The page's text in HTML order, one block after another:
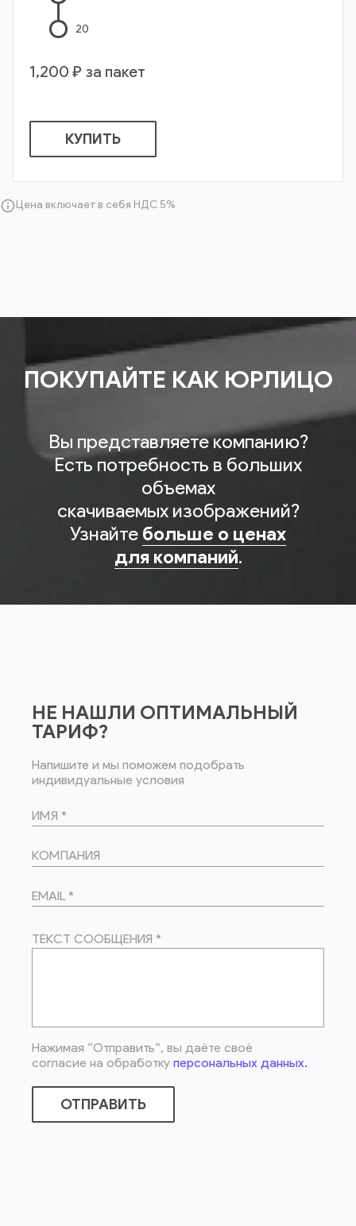
20
1,200 ₽ за пакет
КУПИТЬ
info_outlineЦена включает в себя НДС 5%
ПОКУПАЙТЕ КАК ЮРЛИЦО
Вы представляете компанию?
Есть потребность в больших
объемах
скачиваемых изображений?
Узнайте больше о ценах
для компаний.
НЕ НАШЛИ ОПТИМАЛЬНЫЙ
ТАРИФ?
Напишите и мы поможем подобрать
индивидуальные условия
ИМЯ *
КОМПАНИЯ
EMAIL *
ТЕКСТ СООБЩЕНИЯ *
Нажимая “Отправить“, вы даёте своё
согласие на обработку персональных данных.
ОТПРАВИТЬ